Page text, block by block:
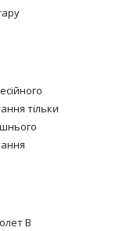
тільки
В